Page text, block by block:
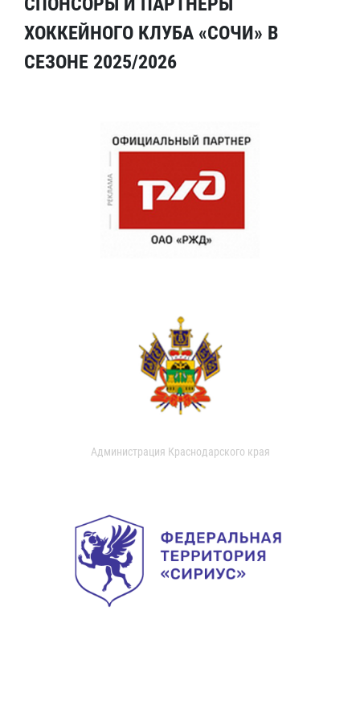
ХОККЕЙНОГО КЛУБА «СОЧИ» В
СЕЗОНЕ 2025/2026
Администрация Краснодарского края